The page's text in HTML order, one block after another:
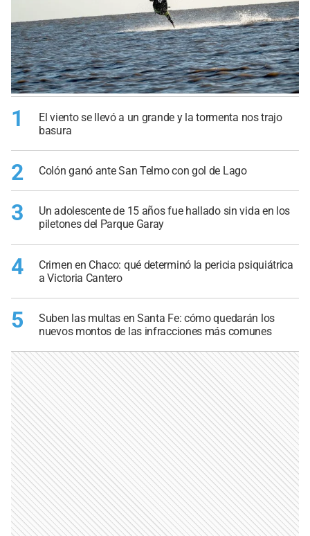
1
El viento se llevó a un grande y la tormenta nos trajo
basura
2 Colón ganó ante San Telmo con gol de Lago
3
Un adolescente de 15 años fue hallado sin vida en los
piletones del Parque Garay
4
Crimen en Chaco: qué determinó la pericia psiquiátrica
a Victoria Cantero
5
Suben las multas en Santa Fe: cómo quedarán los
nuevos montos de las infracciones más comunes